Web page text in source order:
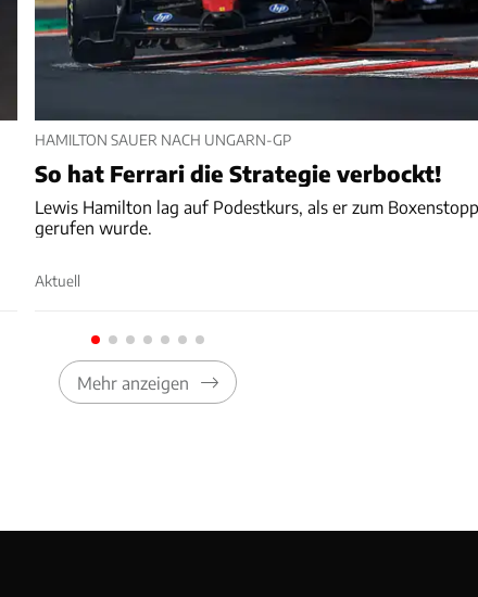
HAMILTON SAUER NACH UNGARN-GP
So hat Ferrari die Strategie verbockt!
Lewis Hamilton lag auf Podestkurs, als er zum
gerufen wurde.
Aktuell
Mehr anzeigen